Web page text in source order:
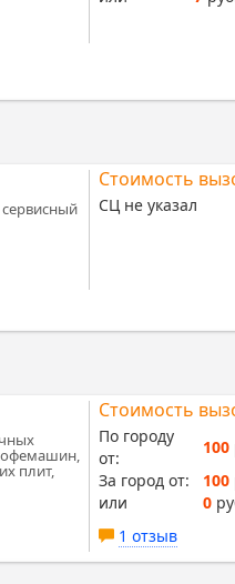
Стоимость
СЦ не указал
плит,
Стоимость
По городу
от:
100
За город от:
100
или
0
1 отзыв